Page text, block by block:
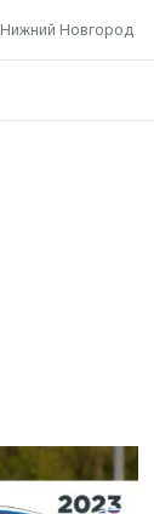
Нижний Новгород